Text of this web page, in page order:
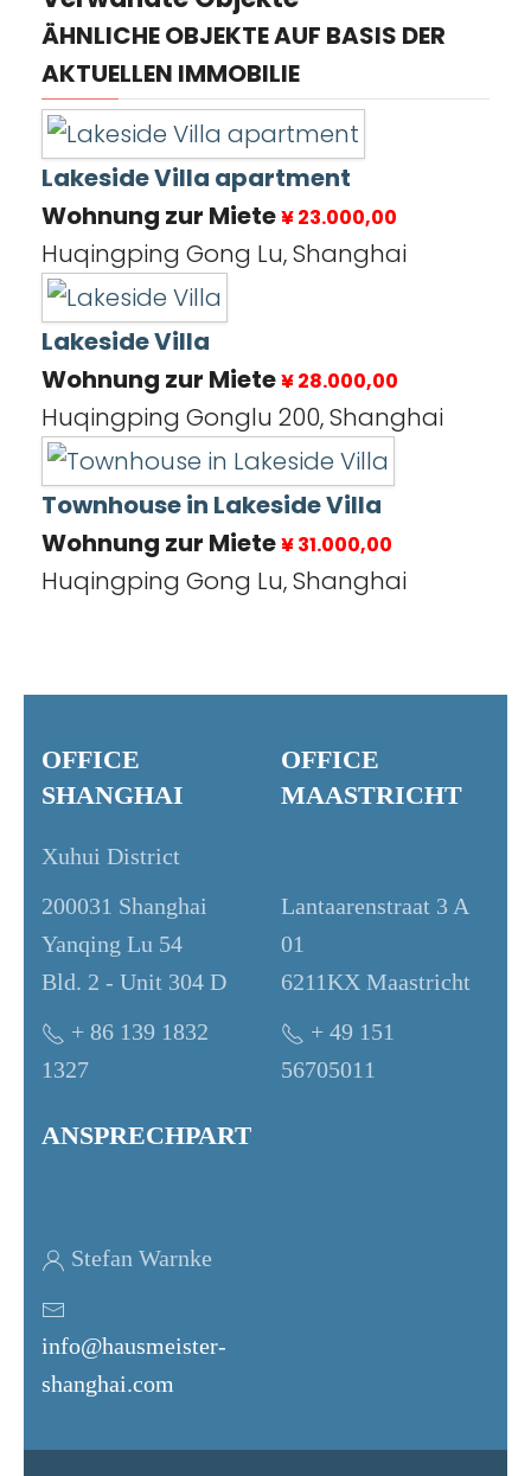
ÄHNLICHE OBJEKTE AUF BASIS DER
AKTUELLEN IMMOBILIE
Lakeside Villa apartment
Wohnung zur Miete¥ 23.000,00
Huqingping Gong Lu, Shanghai
Lakeside Villa
Wohnung zur Miete¥ 28.000,00
Huqingping Gonglu 200, Shanghai
Townhouse in Lakeside Villa
Wohnung zur Miete¥ 31.000,00
Huqingping Gong Lu, Shanghai
OFFICE
SHANGHAI
Xuhui District
200031 Shanghai
Yanqing Lu 54
Bld. 2 - Unit 304 D
+ 86 139 1832
1327
OFFICE
MAASTRICHT
Lantaarenstraat 3 A
01
6211KX Maastricht
+ 49 151
56705011
ANSPRECHPARTNER
Stefan Warnke
info@hausmeister-
shanghai.com